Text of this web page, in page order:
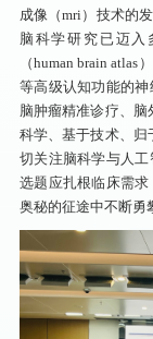
成像（mri）技术的
脑科学研究已迈
（human brain
等高级认知功能的
脑肿瘤精准诊疗、
科学、基于技术、归
切关注脑科学与人
选题应扎根临床需
奥秘的征途中不断勇